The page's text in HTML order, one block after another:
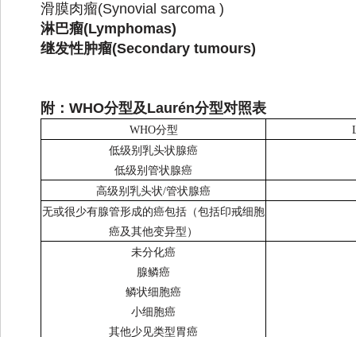
滑膜肉瘤(Synovial sarcoma )
淋巴瘤(Lymphomas)
继发性肿瘤(Secondary tumours)
附： WHO分型及Laurén分型对照表
WHO分型
低级别乳头状腺癌
低级别管状腺癌
高级别乳头状/管状腺癌
无或很少有腺管形成的癌包括（包括印戒细胞
癌及其他变异型）
未分化癌
腺鳞癌
鳞状细胞癌
小细胞癌
其他少见类型胃癌